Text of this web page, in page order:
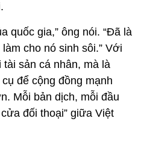
quốc gia,” ông nói. “Đã là
cho nó sinh sôi.” Với
sản cá nhân, mà là
để cộng đồng mạnh
Mỗi bản dịch, mỗi đầu
đối thoại” giữa Việt